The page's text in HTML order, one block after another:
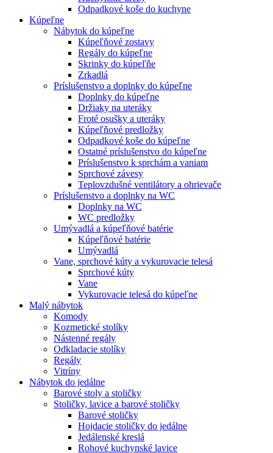
Odpadkové koše do kuchyne
Kúpeľne
Nábytok do kúpeľne
Kúpeľňové zostavy
Regály do kúpeľne
Skrinky do kúpeľňe
Zrkadlá
Príslušenstvo a doplnky do kúpeľne
Doplnky do kúpeľne
Držiaky na uteráky
Froté osušky a uteráky
Kúpeľňové predložky
Odpadkové koše do kúpeľne
Ostatné príslušenstvo do kúpeľne
Príslušenstvo k sprchám a vaniam
Sprchové závesy
Teplovzdušné ventilátory a ohrievače
Príslušenstvo a doplnky na WC
Doplnky na WC
WC predložky
Umývadlá a kúpeľňové batérie
Kúpeľňové batérie
Umývadlá
Vane, sprchové kúty a vykurovacie telesá
Sprchové kúty
Vane
Vykurovacie telesá do kúpeľne
Malý nábytok
Komody
Kozmetické stolíky
Nástenné regály
Odkladacie stolíky
Regály
Vitríny
Nábytok do jedálne
Barové stoly a stoličky
Stoličky, lavice a barové stoličky
Barové stoličky
Hojdacie stoličky do jedálne
Jedálenské kreslá
Rohové kuchynské lavice